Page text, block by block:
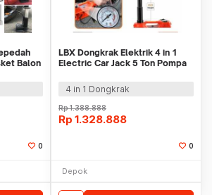
Balon
0
LBX Dongkrak Elektrik 4 in 1
Electric Car Jack 5 Ton Pompa
4 in 1 Dongkrak
Rp1.388.888
Rp 1.328.888
0
Depok